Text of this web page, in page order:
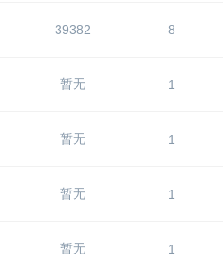
39382 8
暂无 1
暂无 1
暂无 1
暂无 1